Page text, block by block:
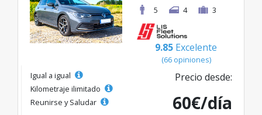
5
4 3
9.85 Excelente
(66 opiniones)
Igual a igual
Kilometraje ilimitado
Reunirse y Saludar
Precio desde:
60€/día